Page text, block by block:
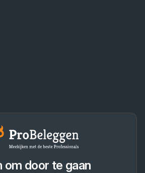
om door te gaan